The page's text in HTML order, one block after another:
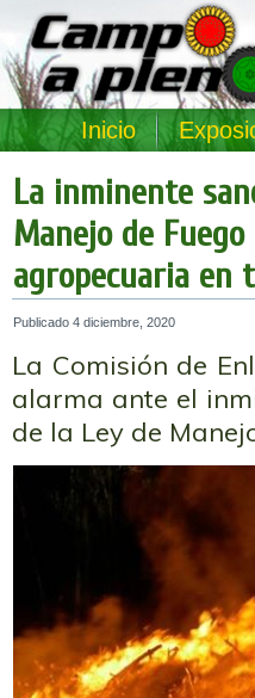
Inicio
La inminente
Manejo de
agropecuaria en
Publicado 4 diciembre, 2020
La Comisión de
alarma ante el
de la Ley de